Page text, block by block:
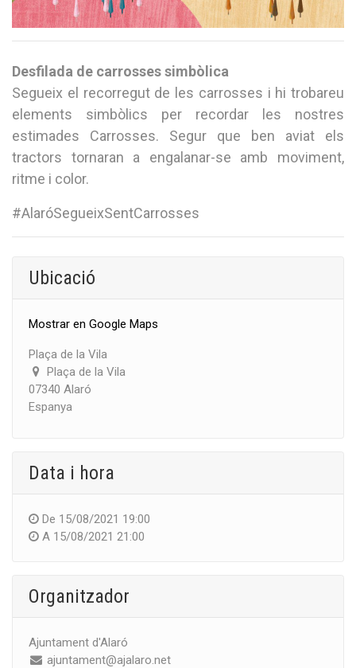
Desfilada de carrosses simbòlica
Segueix el recorregut de les carrosses i hi trobareu
elements simbòlics per recordar les nostres
estimades Carrosses. Segur que ben aviat els
tractors tornaran a engalanar-se amb moviment,
ritme i color.
#AlaróSegueixSentCarrosses
Ubicació
Mostrar en Google Maps
Plaça de la Vila
Plaça de la Vila
07340 Alaró
Espanya
Data i hora
De 15/08/2021 19:00
A 15/08/2021 21:00
Organitzador
Ajuntament d'Alaró
ajuntament@ajalaro.net